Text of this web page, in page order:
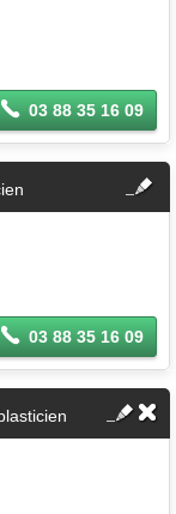
03 88 35 16 09
fermer
03 88 35 16 09